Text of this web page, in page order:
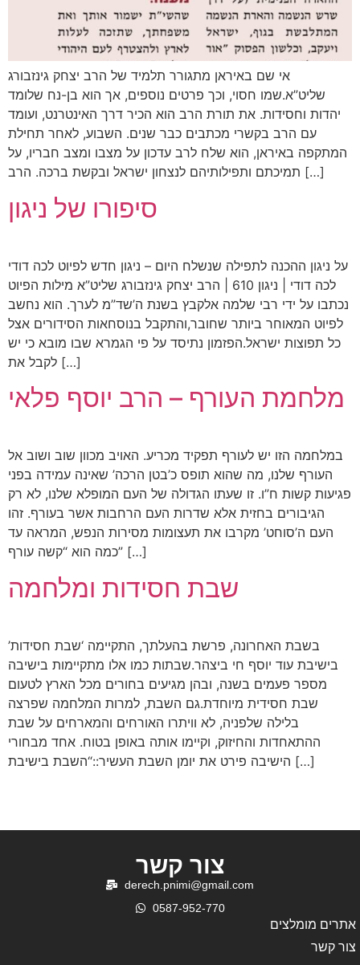
אי שם באיראן מתגורר תלמיד של הרב יצחק גינזבורג
שליט”א.שמו חסוי, וכך פרטים נוספים, אך הוא בן-נח שלומד
יהדות וחסידות. את תורת הרב הוא הכיר דרך האינטרנט, ועומד
עם הרב בקשרי מכתבים כבר שנים. השבוע, לאחר תחילת
המתקפה באיראן, הוא שלח לרב עדכון על מצבו ומצב חבריו, על
תמיכתם ותפילותיהם לנצחון ישראל ובקשת ברכה. הרב […]
סיפורו של ניגון
על ניגון ההכנה לתפילה שנשלח היום – ניגון חדש לפיוט לכה דודי
לכה דודי | ניגון 610 | הרב יצחק גינזבורג שליט”א מילות הפיוט
נכתבו על ידי רבי שלמה אלקבץ בשנת ה’שד”מ לערך. הוא נחשב
לפיוט המאוחר ביותר שחובר,והתקבל בנוסחאות הסידורים אצל
כל תפוצות ישראל.הפזמון נתיסד על פי הגמרא שבו מובא כי יש
לקבל את […]
מלחמת העורף – הרב יוסף פלאי
במלחמה הזו יש לעורף תפקיד מכריע. האויב מכוון שוב ושוב אל
העורף שלנו, מה שהוא תופס כ’בטן הרכה’ שאינה עמידה בפני
פגיעות קשות ח”ו. זו שעתו הגדולה של העם המופלא שלנו, לא רק
הגיבורים בחזית אלא שדרות העם הרחבות אשר בעורף. זהו
העם ה’סוחט’ מקרבו את תעצומות מסירות הנפש, המראה עד
כמה הוא “קשה עורף” […]
שבת חסידות ומלחמה
בשבת האחרונה, פרשת בהעלתך, התקיימה ‘שבת חסידות’
בישיבת עוד יוסף חי ביצהר.שבתות כמו אלו מתקיימות בישיבה
מספר פעמים בשנה, ובהן מגיעים בחורים מכל הארץ לטעום
שבת חסידית מיוחדת.גם השבת, למרות המלחמה שפרצה
בלילה שלפניה, לא וויתרו האורחים והמארחים על שבת
ההתאחדות והחיזוק, וקיימו אותה באופן בטוח. אחד מבחורי
הישיבה פירט את יומן השבת העשיר::“השבת בישיבת […]
אתרים מומלצים
צור קשר
צור קשר
derech.pnimi@gmail.com
0587-952-770